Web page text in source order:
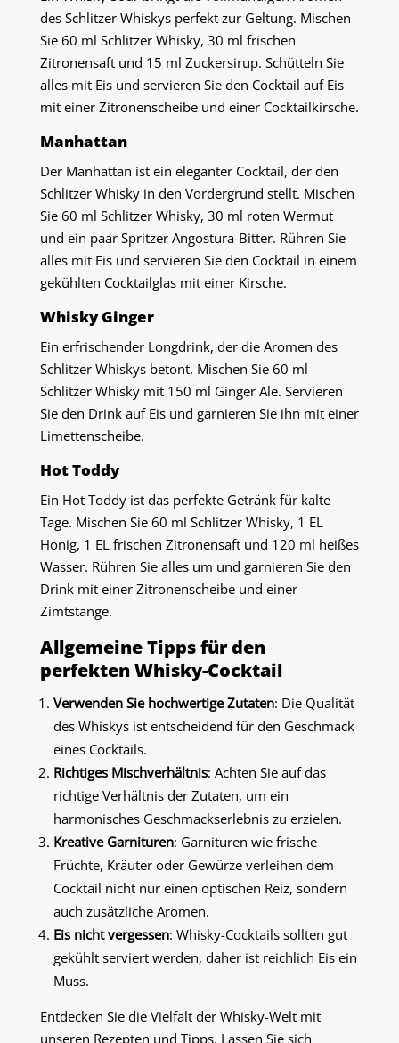
des Schlitzer Whiskys perfekt zur Geltung. Mischen
Sie 60 ml Schlitzer Whisky, 30 ml frischen
Zitronensaft und 15 ml Zuckersirup. Schütteln Sie
alles mit Eis und servieren Sie den Cocktail auf Eis
mit einer Zitronenscheibe und einer Cocktailkirsche.
Manhattan
Der Manhattan ist ein eleganter Cocktail, der den
Schlitzer Whisky in den Vordergrund stellt. Mischen
Sie 60 ml Schlitzer Whisky, 30 ml roten Wermut
und ein paar Spritzer Angostura-Bitter. Rühren Sie
alles mit Eis und servieren Sie den Cocktail in einem
gekühlten Cocktailglas mit einer Kirsche.
Whisky Ginger
Ein erfrischender Longdrink, der die Aromen des
Schlitzer Whiskys betont. Mischen Sie 60 ml
Schlitzer Whisky mit 150 ml Ginger Ale. Servieren
Sie den Drink auf Eis und garnieren Sie ihn mit einer
Limettenscheibe.
Hot Toddy
Ein Hot Toddy ist das perfekte Getränk für kalte
Tage. Mischen Sie 60 ml Schlitzer Whisky, 1 EL
Honig, 1 EL frischen Zitronensaft und 120 ml heißes
Wasser. Rühren Sie alles um und garnieren Sie den
Drink mit einer Zitronenscheibe und einer
Zimtstange.
Allgemeine Tipps für den
perfekten Whisky-Cocktail
Verwenden Sie hochwertige Zutaten: Die Qualität
des Whiskys ist entscheidend für den Geschmack
eines Cocktails.
Richtiges Mischverhältnis: Achten Sie auf das
richtige Verhältnis der Zutaten, um ein
harmonisches Geschmackserlebnis zu erzielen.
Kreative Garnituren: Garnituren wie frische
Früchte, Kräuter oder Gewürze verleihen dem
Cocktail nicht nur einen optischen Reiz, sondern
auch zusätzliche Aromen.
Eis nicht vergessen: Whisky-Cocktails sollten gut
gekühlt serviert werden, daher ist reichlich Eis ein
Muss.
Entdecken Sie die Vielfalt der Whisky-Welt mit
unseren Rezepten und Tipps. Lassen Sie sich